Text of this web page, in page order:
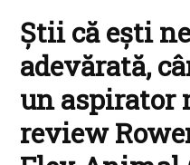
Știi că ești
adevărată,
un aspirator
review